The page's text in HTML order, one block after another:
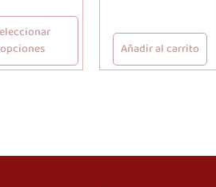
opciones
Añadir al carrito